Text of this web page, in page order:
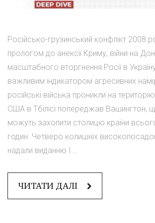
Російсько-грузинський конфлікт 2008
прологом до анексії Криму, війни на
масштабного вторгнення Росії в
важливим індикатором агресивних
російські війська проникли на
США в Тбілісі попереджав Вашингтон,
можуть захопити столицю країни
годин. Четверо колишніх
надали виданню I...
ЧИТАТИ ДАЛІ